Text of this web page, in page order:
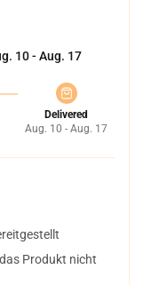
10 - Aug. 17
Delivered
Aug. 10 - Aug. 17
Produkt nicht